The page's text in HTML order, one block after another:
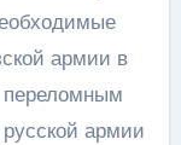
армии в
переломным
армии